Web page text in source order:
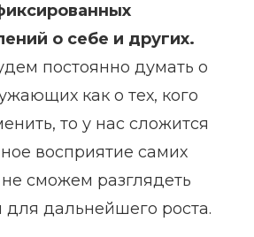
о себе и других.
постоянно думать о
как о тех, кого
то у нас сложится
восприятие самих
сможем разглядеть
для дальнейшего роста.